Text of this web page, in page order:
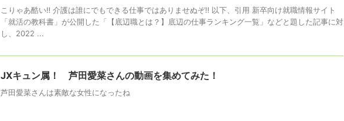
こりゃあ酷い‼️ 介護は誰にでもできる仕事ではありませぬぞ‼️ 以下、引用 新卒向け就職情報サイト
「就活の教科書」が公開した「【底辺職とは？】底辺の仕事ランキング一覧」などと題した記事に対
し、2022 ...
JXキュン属！ 芦田愛菜さんの動画を集めてみた！
芦田愛菜さんは素敵な女性になったね